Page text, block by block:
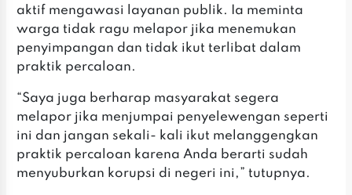
aktif mengawasi layanan publik. Ia meminta
warga tidak ragu melapor jika menemukan
penyimpangan dan tidak ikut terlibat dalam
praktik percaloan.
‎‎“Saya juga berharap masyarakat segera
melapor jika menjumpai penyelewengan seperti
ini dan jangan sekali- kali ikut melanggengkan
praktik percaloan karena Anda berarti sudah
menyuburkan korupsi di negeri ini,” tutupnya.